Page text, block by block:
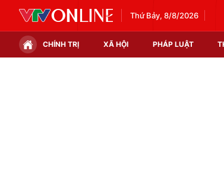
Thứ Bảy, 8/8/2026
CHÍNH TRỊ XÃ HỘI PHÁP LUẬT